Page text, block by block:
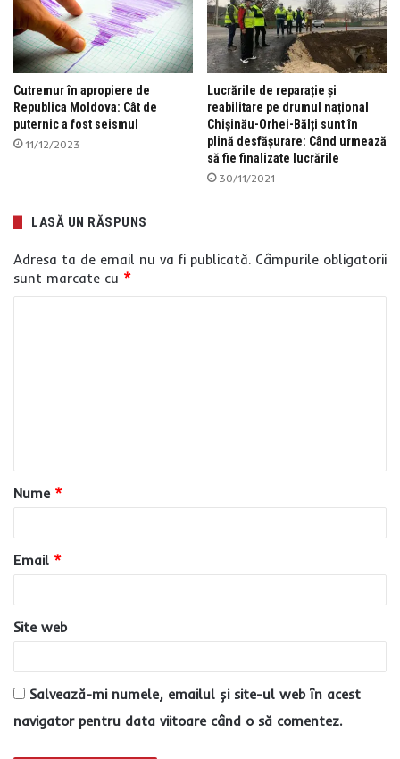
Cutremur în apropiere de
Republica Moldova: Cât de
puternic a fost seismul
11/12/2023
Lucrările de reparație și
reabilitare pe drumul național
Chișinău-Orhei-Bălți sunt în
plină desfășurare: Când urmează
să fie finalizate lucrările
30/11/2021
LASĂ UN RĂSPUNS
Adresa ta de email nu va fi publicată. Câmpurile obligatorii
sunt marcate cu *
a
r
u
*
Nume *
Email *
Site web
Salvează-mi numele, emailul și site-ul web în acest
navigator pentru data viitoare când o să comentez.